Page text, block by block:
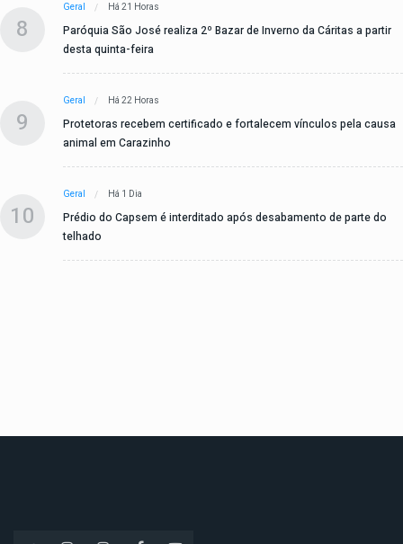
8
Geral Há 21 Horas
Paróquia São José realiza 2º Bazar de Inverno da Cáritas a partir
desta quinta-feira
9
Geral Há 22 Horas
Protetoras recebem certificado e fortalecem vínculos pela causa
animal em Carazinho
10
Geral Há 1 Dia
Prédio do Capsem é interditado após desabamento de parte do
telhado